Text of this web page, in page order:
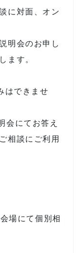
に対面、オン
明会のお申し
ます。
はできませ
会にてお答え
相談にご利用
場にて個別相